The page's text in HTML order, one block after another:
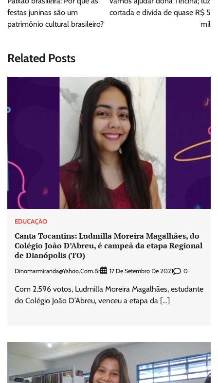
Post
festas juninas são um
patrimônio cultural brasileiro?
cortada e dívida de quase R$ 5
mil
Related Posts
EDUCAÇÃO
Canta Tocantins: Ludmilla Moreira Magalhães, do
Colégio João D’Abreu, é campeã da etapa Regional
de Dianópolis (TO)
Dinomarmiranda@yahoo.com.br 17 De Setembro De 2021 0
Com 2.596 votos, Ludmilla Moreira Magalhães, estudante
do Colégio João D’Abreu, venceu a etapa da […]